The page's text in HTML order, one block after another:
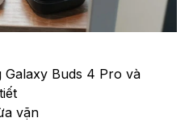
Galaxy Buds 4 Pro và
vặn